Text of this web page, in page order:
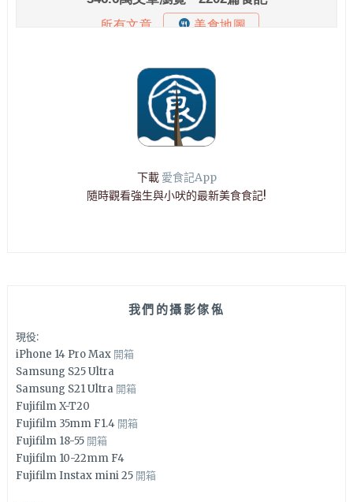
下載 愛食記App
隨時觀看強生與小吠的最新美食食記!
我們的攝影傢俬
現役:
iPhone 14 Pro Max 開箱
Samsung S25 Ultra
Samsung S21 Ultra 開箱
Fujifilm X-T20
Fujifilm 35mm F1.4 開箱
Fujifilm 18-55 開箱
Fujifilm 10-22mm F4
Fujifilm Instax mini 25 開箱